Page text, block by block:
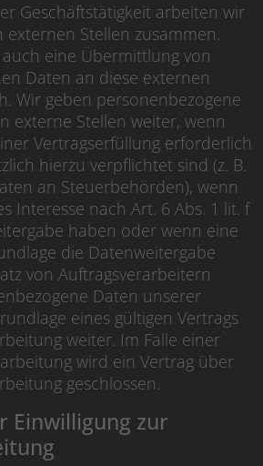
Geschäftstätigkeit arbeiten wir
externen Stellen zusammen.
eine Übermittlung von
Daten an diese externen
Wir geben personenbezogene
externe Stellen weiter, wenn
Vertragserfüllung erforderlich
hierzu verpflichtet sind (z. B.
an Steuerbehörden), wenn
Interesse nach Art. 6 Abs. 1 lit. f
haben oder wenn eine
die Datenweitergabe
von Auftragsverarbeitern
Daten unserer
eines gültigen Vertrags
weiter. Im Falle einer
wird ein Vertrag über
geschlossen.
Einwilligung zur